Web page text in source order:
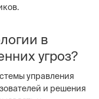
в
угроз?
управления
и решения